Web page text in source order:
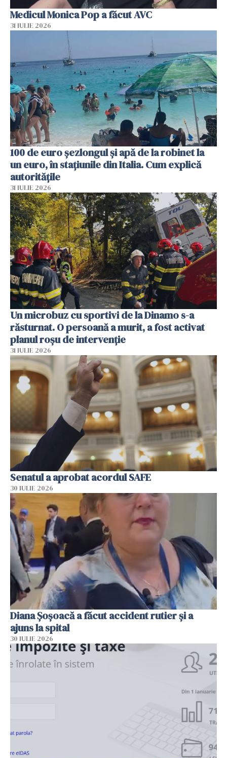
Medicul Monica Pop a făcut AVC
31 IULIE 2026
100 de euro șezlongul și apă de la robinet la
un euro, în stațiunile din Italia. Cum explică
autoritățile
31 IULIE 2026
Un microbuz cu sportivi de la Dinamo s-a
răsturnat. O persoană a murit, a fost activat
planul roșu de intervenție
31 IULIE 2026
Senatul a aprobat acordul SAFE
30 IULIE 2026
Diana Șoșoacă a făcut accident rutier și a
ajuns la spital
30 IULIE 2026